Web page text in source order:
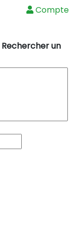
Compte
Rechercher un